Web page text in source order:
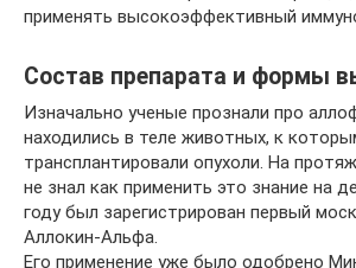
применять высокоэффективный
Состав препарата и формы
Изначально ученые прознали про
находились в теле животных, к
трансплантировали опухоли. На
не знал как применить это знание на
году был зарегистрирован первый
Аллокин-Альфа.
Его применение уже было одобрено